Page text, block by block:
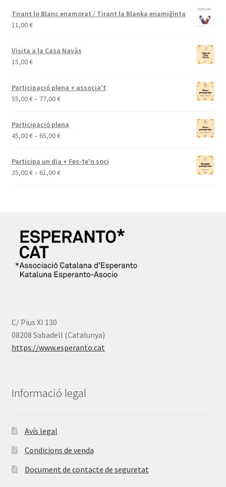
Tirant lo Blanc enamorat / Tirant la Blanka enamiĝinta
11,00€
Visita a la Casa Navàs
15,00€
Participació plena + associa't
55,00€– 77,00€Interval
55,00 €
Participació plena
45,00€– 65,00€Interval
preus:
45,00 €
Participa un dia + Fes-te'n soci
35,00€– 61,00€Interval
C/ Pius XI 130
08208 Sabadell (Catalunya)
https://www.esperanto.cat
Informació legal
Avís legal
Condicions de venda
Document de contacte de seguretat